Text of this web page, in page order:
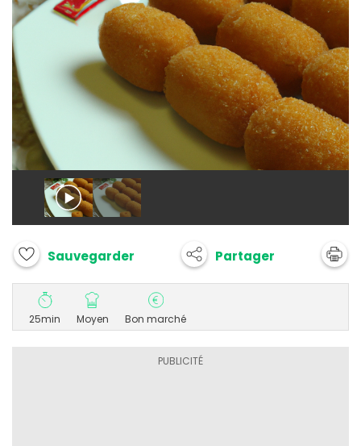
Sauvegarder Partager
25min Moyen Bon marché